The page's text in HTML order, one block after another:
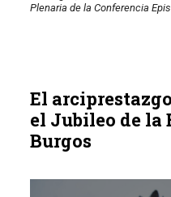
Plenaria de la Conferencia
El
el Jubileo de la
Burgos